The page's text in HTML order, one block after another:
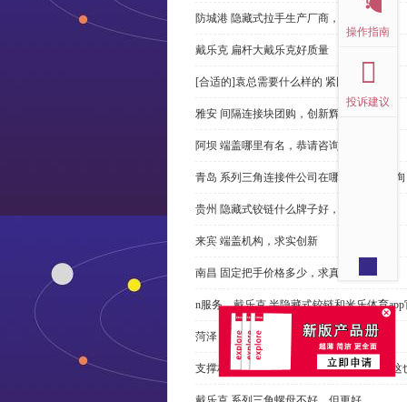
防城港 隐藏式拉手生产厂商，尊重客户
戴乐克 扁杆大戴乐克好质量
[合适的]袁总需要什么样的 紧固件？
雅安 间隔连接块团购，创新辉煌
阿坝 端盖哪里有名，恭请咨询
青岛 系列三角连接件公司在哪里，免费咨询
贵州 隐藏式铰链什么牌子好，恭请来电
来宾 端盖机构，求实创新
南昌 固定把手价格多少，求真务实
n服务、戴乐克 半隐藏式铰链和米乐体育
菏泽 桥式拉手多少钱，性价比高
支撑杆质量不达标？无论价格多么便宜，这
操作指南
投诉建议